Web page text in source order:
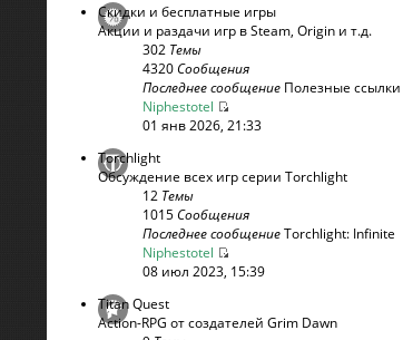
Скидки и бесплатные игры
Акции и раздачи игр в Steam, Origin и т.д.
302 Темы
4320Сообщения
Последнее сообщение Полезные
Niphestotel
01 янв 2026, 21:33
Torchlight
Обсуждение всех игр серии Torchlight
12 Темы
1015Сообщения
Последнее сообщениеTorchlight: Infinite
Niphestotel
08 июл 2023, 15:39
Titan Quest
Action-RPG от создателей Grim Dawn